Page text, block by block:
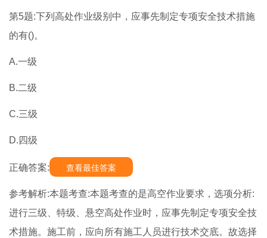
第5题:下列高处作业级别中，应事先制定专项安全技术措施
的有()。
A.一级
B.二级
C.三级
D.四级
正确答案: 查看最佳答案
参考解析:本题考查:本题考查的是高空作业要求，选项分析:
进行三级、特级、悬空高处作业时，应事先制定专项安全技
术措施。施工前，应向所有施工人员进行技术交底。故选择